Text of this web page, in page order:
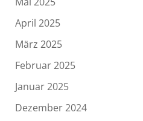
April 2025
März 2025
Februar 2025
Januar 2025
Dezember 2024